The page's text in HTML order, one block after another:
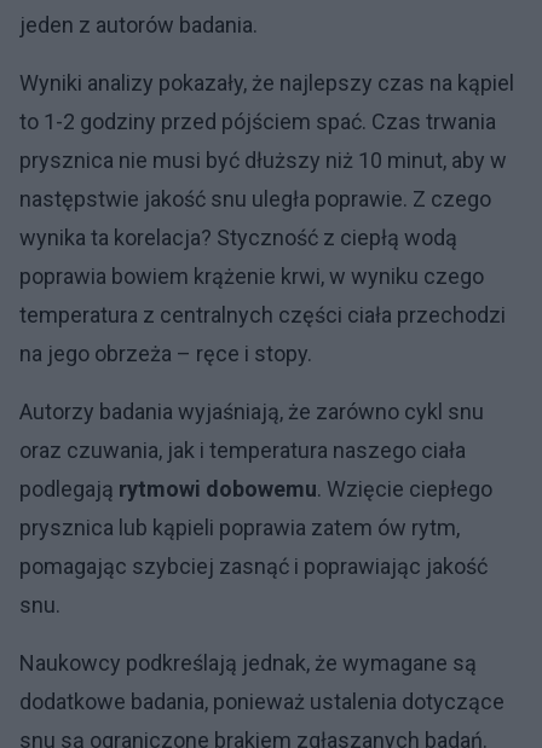
jeden z autorów badania.
Wyniki analizy pokazały, że najlepszy czas na kąpiel
to 1-2 godziny przed pójściem spać. Czas trwania
prysznica nie musi być dłuższy niż 10 minut, aby w
następstwie jakość snu uległa poprawie. Z czego
wynika ta korelacja? Styczność z ciepłą wodą
poprawia bowiem krążenie krwi, w wyniku czego
temperatura z centralnych części ciała przechodzi
na jego obrzeża – ręce i stopy.
Autorzy badania wyjaśniają, że zarówno cykl snu
oraz czuwania, jak i temperatura naszego ciała
podlegają rytmowi dobowemu. Wzięcie ciepłego
prysznica lub kąpieli poprawia zatem ów rytm,
pomagając szybciej zasnąć i poprawiając jakość
snu.
Naukowcy podkreślają jednak, że wymagane są
dodatkowe badania, ponieważ ustalenia dotyczące
snu są ograniczone brakiem zgłaszanych badań.